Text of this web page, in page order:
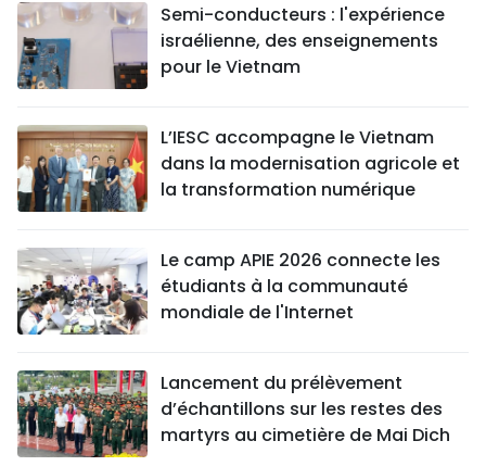
Semi-conducteurs : l'expérience
israélienne, des enseignements
pour le Vietnam
L’IESC accompagne le Vietnam
dans la modernisation agricole et
la transformation numérique
Le camp APIE 2026 connecte les
étudiants à la communauté
mondiale de l'Internet
Lancement du prélèvement
d’échantillons sur les restes des
martyrs au cimetière de Mai Dich